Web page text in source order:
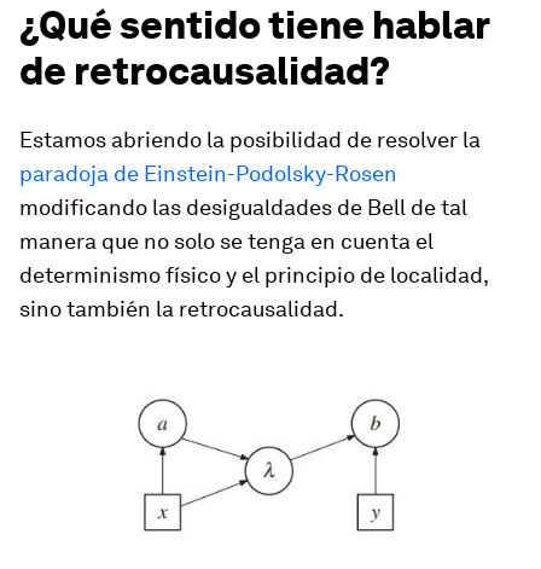
¿Qué sentido tiene hablar
de retrocausalidad?
Estamos abriendo la posibilidad de resolver la
paradoja de Einstein-Podolsky-Rosen
modificando las desigualdades de Bell de tal
manera que no solo se tenga en cuenta el
determinismo físico y el principio de localidad,
sino también la retrocausalidad.